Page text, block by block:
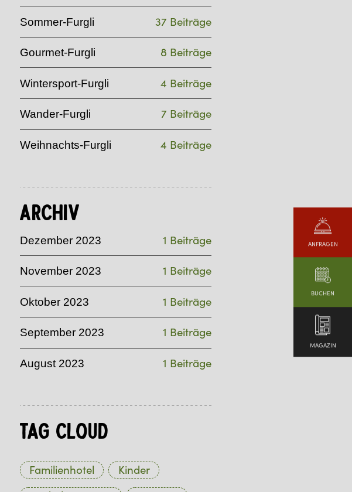
ANFRAGEN
BUCHEN
MAGAZIN
Sommer-Furgli 37 Beiträge
Gourmet-Furgli 8 Beiträge
Wintersport-Furgli 4 Beiträge
Wander-Furgli 7 Beiträge
Weihnachts-Furgli 4 Beiträge
Archiv
Dezember 2023 1 Beiträge
November 2023 1 Beiträge
Oktober 2023 1 Beiträge
September 2023 1 Beiträge
August 2023 1 Beiträge
Tag Cloud
Familienhotel
Kinder